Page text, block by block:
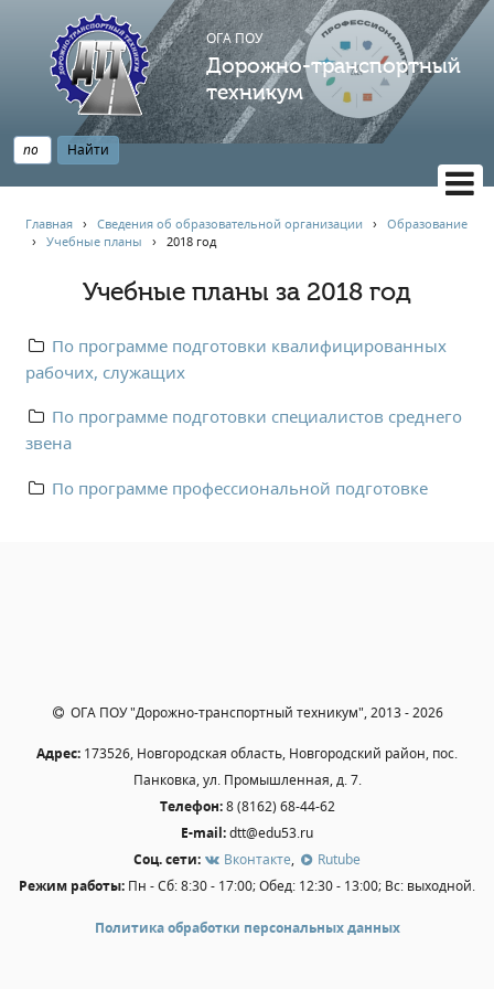
ОГА ПОУ
Дорожно-транспортный
техникум
НАВИГАЦИЯ
Главная
АБИТУРИЕНТУ
Опрос по качеству образования
Новости
Наблюдательный совет
Информация
Центр карьеры
Всероссийское чемпионатное движение
Региональная инновационная площадка
СВЕДЕНИЯ ОБ ОБРАЗОВАТЕЛЬНОЙ ОРГАНИЗАЦИИ
Основные сведения
Структура и органы управления образовательной
Главная ›Сведения об образовательной организации ›Образование
›Учебные планы ›2018 год
Учебные планы за 2018 год
По программе подготовки квалифицированных
рабочих, служащих
По программе подготовки специалистов среднего
звена
По программе профессиональной подготовке
ОГА ПОУ "Дорожно-транспортный техникум", 2013 - 2026
Адрес: 173526, Новгородская область, Новгородский район, пос.
Панковка, ул. Промышленная, д. 7.
Телефон:8 (8162) 68-44-62
E-mail:dtt@edu53.ru
Соц. сети:
Вконтакте,
Rutube
Режим работы: Пн - Сб: 8:30 - 17:00; Обед: 12:30 - 13:00; Вс: выходной.
Политика обработки персональных данных